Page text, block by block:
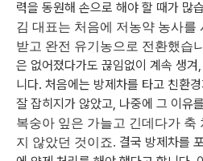
력을 동원해 손으로 해야 할 때가 많
김 대표는 처음에 저농약 농사를
받고 완전 유기농으로 전환했습
은 없어졌다가도 끊임없이 계속 생
니다. 처음에는 방제차를 타고 친환
잘 잡히지가 않았고, 나중에 그 이유
복숭아 잎은 가늘고 긴데다가 축
지 않았던 것이죠. 결국 방제차를